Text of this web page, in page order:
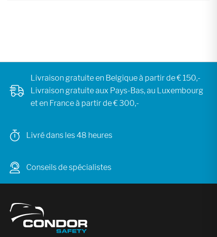
Livraison gratuite en Belgique à partir de € 150,-
Livraison gratuite aux Pays-Bas, au Luxembourg
et en France à partir de € 300,-
Livré dans les 48 heures
Conseils de spécialistes